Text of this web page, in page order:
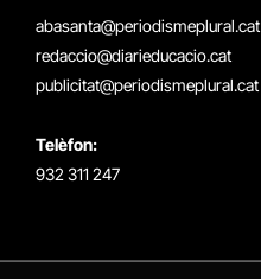
abasanta@periodismeplural.cat
redaccio@diarieducacio.cat
publicitat@periodismeplural.cat
Telèfon:
932 311 247